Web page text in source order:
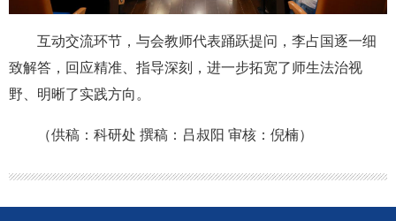
互动交流环节，与会教师代表踊跃提问，李占国逐一细
致解答，回应精准、指导深刻，进一步拓宽了师生法治视
野、明晰了实践方向。
（供稿：科研处 撰稿：吕叔阳 审核：倪楠）